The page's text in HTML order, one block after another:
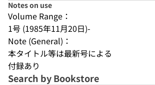
Notes on use
Volume Range：
1号 (1985年11月20日)-
Note (General)：
本タイトル等は最新号による
付録あり
Search by Bookstore